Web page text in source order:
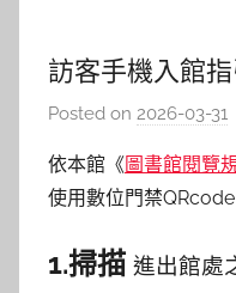
訪客手機入館指
Posted on 2026-03-31
c
h
依本館《圖書館閱覽
使用數位門禁
1.掃描 進出館處